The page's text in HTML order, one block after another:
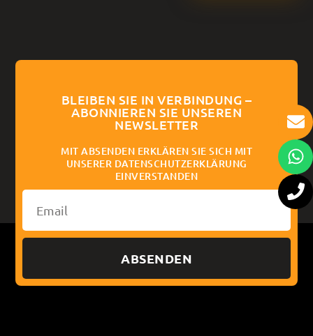
BLEIBEN SIE IN VERBINDUNG –
ABONNIEREN SIE UNSEREN
NEWSLETTER
MIT ABSENDEN ERKLÄREN SIE SICH MIT
UNSERER DATENSCHUTZERKLÄRUNG
EINVERSTANDEN
ABSENDEN